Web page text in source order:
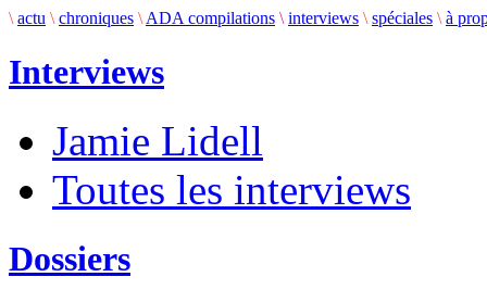
\ actu \ chroniques \ ADA compilations \ interviews \ spéciales \ à
Interviews
Jamie Lidell
Toutes les interviews
Dossiers